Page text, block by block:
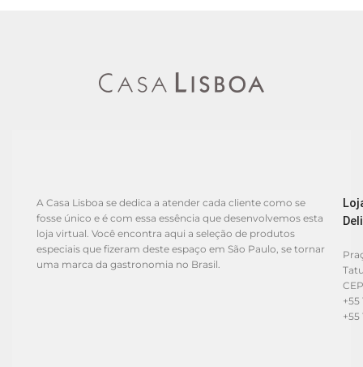
A Casa Lisboa se dedica a atender cada cliente como se
fosse único e é com essa essência que desenvolvemos esta
loja virtual. Você encontra aqui a seleção de produtos
especiais que fizeram deste espaço em São Paulo, se tornar
uma marca da gastronomia no Brasil.
+55
+55